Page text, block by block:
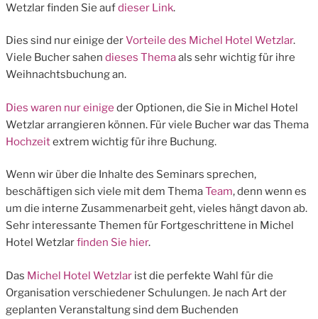
Wetzlar finden Sie aufdieser Link.
Dies sind nur einige derVorteile des Michel Hotel Wetzlar.
Viele Bucher sahen dieses Themaals sehr wichtig für ihre
Weihnachtsbuchung an.
Dies waren nur einige der Optionen, die Sie in Michel Hotel
Wetzlar arrangieren können. Für viele Bucher war das Thema
Hochzeitextrem wichtig für ihre Buchung.
Wenn wir über die Inhalte des Seminars sprechen,
beschäftigen sich viele mit dem ThemaTeam, denn wenn es
um die interne Zusammenarbeit geht, vieles hängt davon ab.
Sehr interessante Themen für Fortgeschrittene in Michel
Hotel Wetzlarfinden Sie hier.
Das Michel Hotel Wetzlar ist die perfekte Wahl für die
Organisation verschiedener Schulungen. Je nach Art der
geplanten Veranstaltung sind dem Buchenden